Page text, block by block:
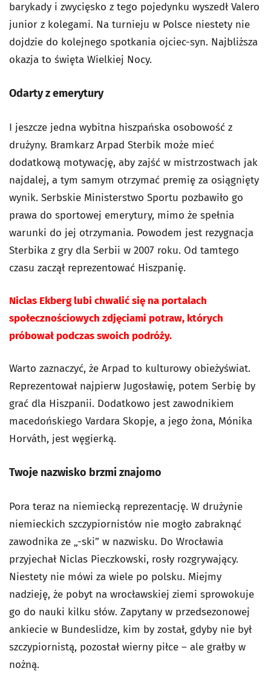
barykady i zwycięsko z tego pojedynku wyszedł Valero
junior z kolegami. Na turnieju w Polsce niestety nie
dojdzie do kolejnego spotkania ojciec-syn. Najbliższa
okazja to święta Wielkiej Nocy.
Odarty z emerytury
I jeszcze jedna wybitna hiszpańska osobowość z
drużyny. Bramkarz Arpad Sterbik może mieć
dodatkową motywację, aby zajść w mistrzostwach jak
najdalej, a tym samym otrzymać premię za osiągnięty
wynik. Serbskie Ministerstwo Sportu pozbawiło go
prawa do sportowej emerytury, mimo że spełnia
warunki do jej otrzymania. Powodem jest rezygnacja
Sterbika z gry dla Serbii w 2007 roku. Od tamtego
czasu zaczął reprezentować Hiszpanię.
Niclas Ekberg lubi chwalić się na portalach
społecznościowych zdjęciami potraw, których
próbował podczas swoich podróży.
Warto zaznaczyć, że Arpad to kulturowy obieżyświat.
Reprezentował najpierw Jugosławię, potem Serbię by
grać dla Hiszpanii. Dodatkowo jest zawodnikiem
macedońskiego Vardara Skopje, a jego żona, Mónika
Horváth, jest węgierką.
Twoje nazwisko brzmi znajomo
Pora teraz na niemiecką reprezentację. W drużynie
niemieckich szczypiornistów nie mogło zabraknąć
zawodnika ze „-ski” w nazwisku. Do Wrocławia
przyjechał Niclas Pieczkowski, rosły rozgrywający.
Niestety nie mówi za wiele po polsku. Miejmy
nadzieję, że pobyt na wrocławskiej ziemi sprowokuje
go do nauki kilku słów. Zapytany w przedsezonowej
ankiecie w Bundeslidze, kim by został, gdyby nie był
szczypiornistą, pozostał wierny piłce – ale grałby w
nożną.